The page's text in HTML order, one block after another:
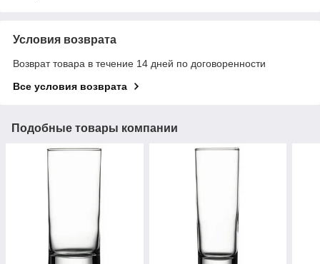
Условия возврата
Возврат товара в течение 14 дней по договоренности
Все условия возврата
Подобные товары компании